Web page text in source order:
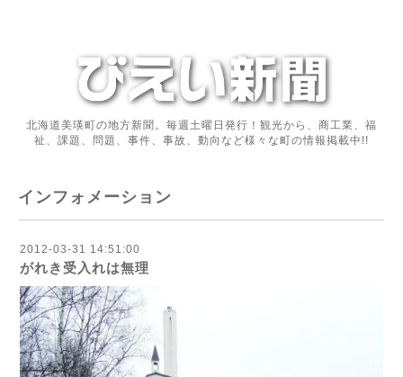
北海道美瑛町の地方新聞。毎週土曜日発行！観光から、商工業、福
祉、課題、問題、事件、事故、動向など様々な町の情報掲載中!!
インフォメーション
2012-03-31 14:51:00
がれき受入れは無理